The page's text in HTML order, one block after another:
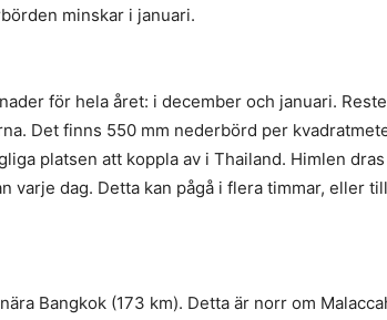
minskar i januari.
för hela året: i december och januari.
Det finns 550 mm nederbörd per
platsen att koppla av i Thailand. Himlen
varje dag. Detta kan pågå i flera timmar, eller
Bangkok (173 km). Detta är norr om